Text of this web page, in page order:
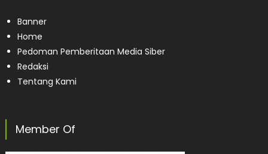
Banner
Home
Pedoman Pemberitaan Media Siber
Redaksi
Tentang Kami
Member Of